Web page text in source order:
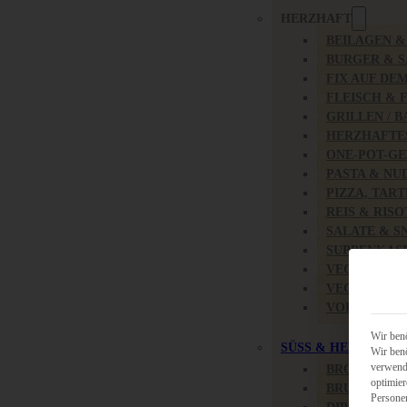
HERZHAFT
SALATE &
SÜSS & HERZHAFT
BRUNCH &
Wir
Wir